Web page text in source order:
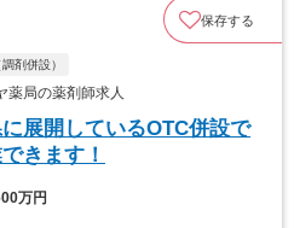
保存する
剤併設）
局の薬剤師求人
展開しているOTC併設で
きます！
万円